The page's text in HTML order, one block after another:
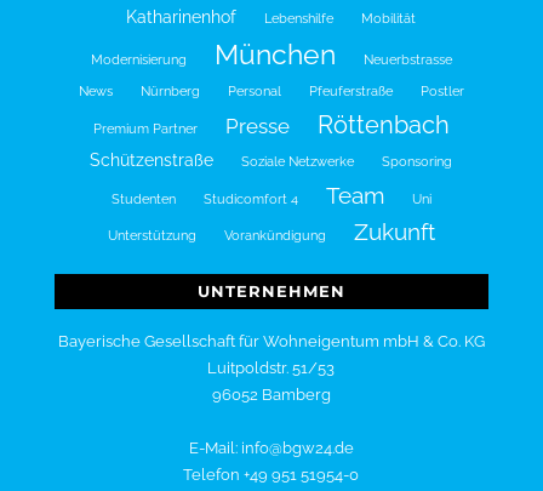
Katharinenhof
Lebenshilfe Mobilität
Modernisierung München Neuerbstrasse
News Nürnberg Personal Pfeuferstraße Postler
Premium Partner Presse Röttenbach
Schützenstraße Soziale Netzwerke Sponsoring
Studenten Studicomfort 4 Team Uni
Unterstützung Vorankündigung Zukunft
UNTERNEHMEN
Bayerische Gesellschaft für Wohneigentum mbH & Co. KG
Luitpoldstr. 51/53
96052 Bamberg
E-Mail: info@bgw24.de
Telefon +49 951 51954-0